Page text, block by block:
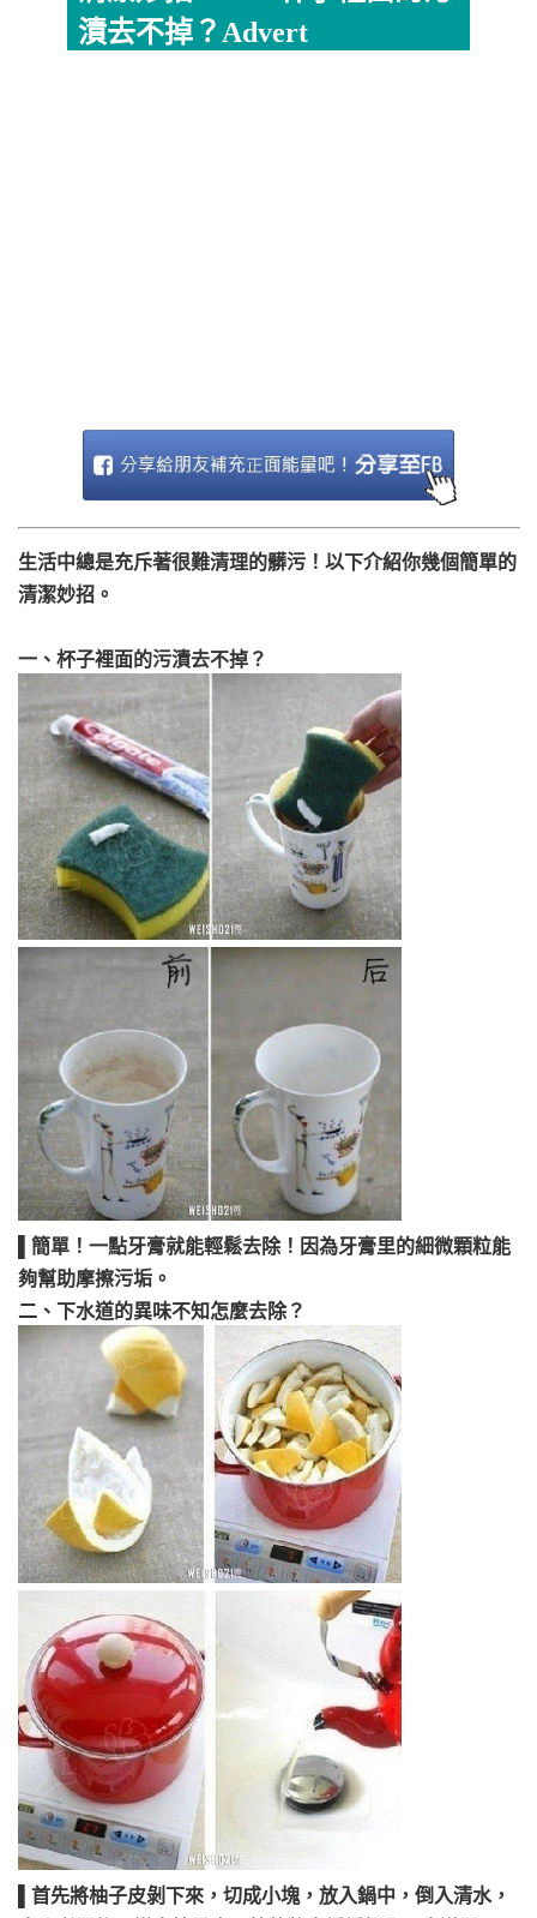
漬去不掉？Advert
生活中總是充斥著很難清理的髒污！以下介紹你幾個簡單的
清潔妙招。
一、杯子裡面的污漬去不掉？
▌簡單！一點牙膏就能輕鬆去除！因為牙膏里的細微顆粒能
夠幫助摩擦污垢。
二、下水道的異味不知怎麼去除？
▌首先將柚子皮剝下來，切成小塊，放入鍋中，倒入清水，